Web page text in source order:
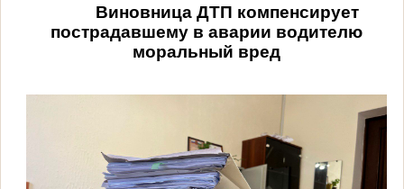
Виновница ДТП компенсирует
пострадавшему в аварии водителю
моральный вред